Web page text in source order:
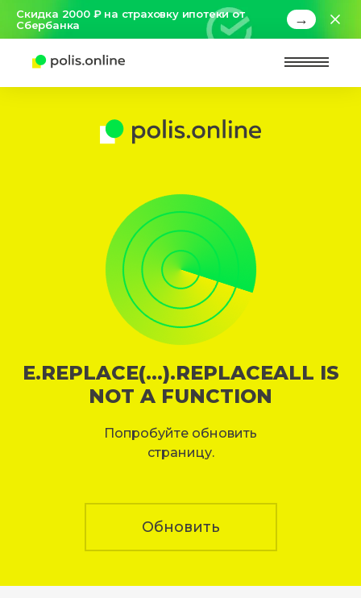
Скидка 2000 ₽ на страховку ипотеки от
Сбербанка
→
E.REPLACE(...).REPLACEALL IS
NOT A FUNCTION
Попробуйте обновить
страницу.
Обновить